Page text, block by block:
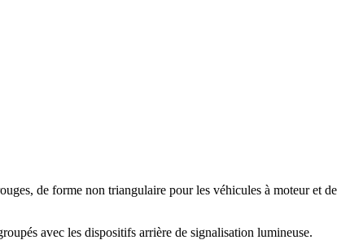
de forme non triangulaire pour les véhicules à moteur et de
avec les dispositifs arrière de signalisation lumineuse.